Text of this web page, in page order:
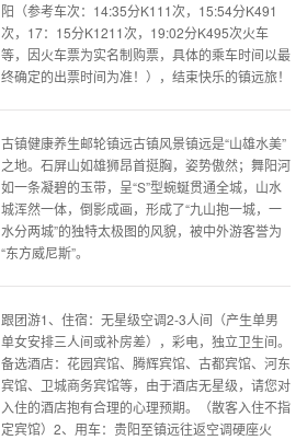
阳（参考车次：14:35分K111次，15:54分K491
次，17：15分K1211次，19:02分K495次火车
等，因火车票为实名制购票，具体的乘车时间以最
终确定的出票时间为准！），结束快乐的镇远旅！
古镇健康养生邮轮镇远古镇风景镇远是“山雄水美”
之地。石屏山如雄狮昂首挺胸，姿势傲然；舞阳河
如一条凝碧的玉带，呈“S”型蜿蜒贯通全城，山水
城浑然一体，倒影成画，形成了“九山抱一城，一
水分两城”的独特太极图的风貌，被中外游客誉为
“东方威尼斯”。
跟团游1、住宿：无星级空调2-3人间（产生单男
单女安排三人间或补房差），彩电，独立卫生间。
备选酒店：花园宾馆、腾辉宾馆、古都宾馆、河东
宾馆、卫城商务宾馆等，由于酒店无星级，请您对
入住的酒店抱有合理的心理预期。（散客入住不指
定宾馆）2、用车：贵阳至镇远往返空调硬座火